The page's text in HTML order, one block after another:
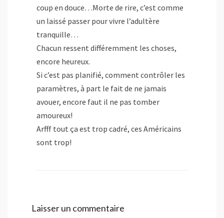
coup en douce…Morte de rire, c’est comme
un laissé passer pour vivre l’adultère
tranquille…
Chacun ressent différemment les choses,
encore heureux.
Si c’est pas planifié, comment contrôler les
paramètres, à part le fait de ne jamais
avouer, encore faut il ne pas tomber
amoureux!
Arfff tout ça est trop cadré, ces Américains
sont trop!
Laisser un commentaire